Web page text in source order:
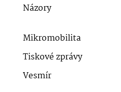
Názory
Mikromobilita
Tiskové zprávy
Vesmír